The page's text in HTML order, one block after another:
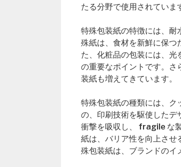
たる分野で使用されていま
特殊包装紙の特徴には、耐
殊紙は、食材を新鮮に保つ
た、化粧品の包装には、
の重要なポイントです。さ
装紙も増えてきています。
特殊包装紙の種類には、ク
の、印刷技術を駆使したデ
衝撃を吸収し、 fragile な
紙は、バリア性を向上させ
殊包装紙は、ブランドのイ